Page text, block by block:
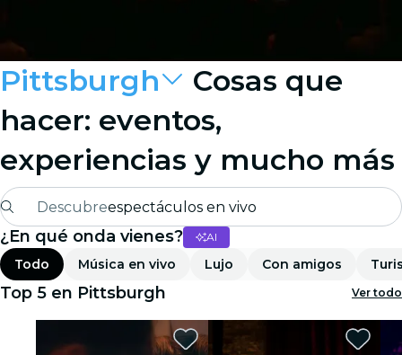
Pittsburgh
Cosas que
hacer: eventos,
experiencias y mucho más
Descubreespectáculos en vivo
Madrid
candlelight
Londres
¿En qué onda vienes? AI
Todo Música en vivo Lujo Con amigos
Top 5 en Pittsburgh Ver todo